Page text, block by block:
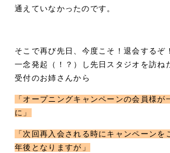
通えていなかったのです。
そこで再び先日、今度こそ！退会するぞ
一念発起（！？）し先日スタジオを訪ね
受付のお姉さんから
「オープニングキャンペーンの会員様が
に」
「次回再入会される時にキャンペーンを
年後となりますが」